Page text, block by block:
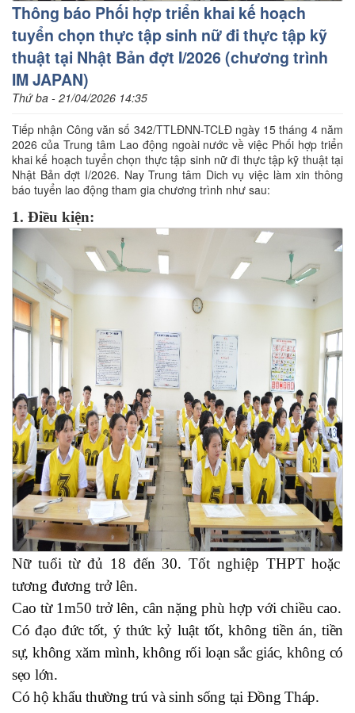
Thông báo Phối hợp triển khai kế hoạch
tuyển chọn thực tập sinh nữ đi thực tập kỹ
thuật tại Nhật Bản đợt I/2026 (chương trình
IM JAPAN)
Thứ ba - 21/04/2026 14:35
Tiếp nhận Công văn số 342/TTLĐNN-TCLĐ ngày 15 tháng 4 năm
2026 của Trung tâm Lao động ngoài nước về việc Phối hợp triển
khai kế hoạch tuyển chọn thực tập sinh nữ đi thực tập kỹ thuật tại
Nhật Bản đợt I/2026. Nay Trung tâm Dich vụ việc làm xin thông
báo tuyển lao động tham gia chương trình như sau:
1. Điều kiện:
Nữ tuổi từ đủ 18 đến 30. Tốt nghiệp THPT hoặc
tương đương trở lên.
Cao từ 1m50 trở lên, cân nặng phù hợp với chiều cao.
Có đạo đức tốt, ý thức kỷ luật tốt, không tiền án, tiền
sự, không xăm mình, không rối loạn sắc giác, không có
sẹo lớn.
Có hộ khẩu thường trú và sinh sống tại Đồng Tháp.